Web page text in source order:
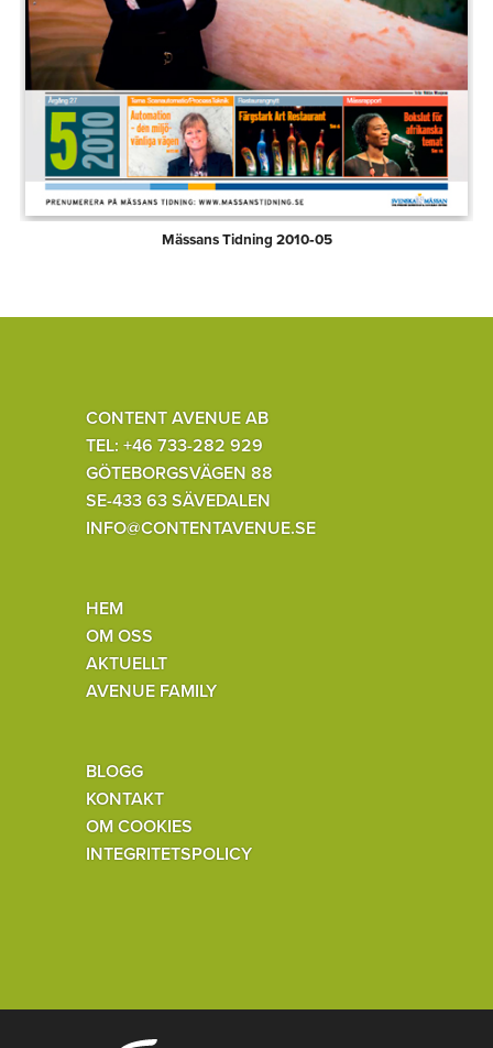
Mässans Tidning 2010‑05
CONTENT AVENUE AB
TEL: +46 733-282 929
GÖTEBORGSVÄGEN 88
SE-433 63 SÄVEDALEN
INFO@CONTENTAVENUE.SE
HEM
OM OSS
AKTUELLT
AVENUE FAMILY
BLOGG
KONTAKT
OM COOKIES
INTEGRITETSPOLICY